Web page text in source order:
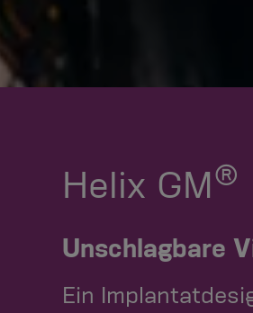
Helix GM ®
Unschlagbare
Ein